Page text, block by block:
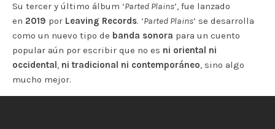
Su tercer y último álbum ‘Parted Plains’, fue lanzado
en 2019 por Leaving Records. ‘Parted Plains’ se desarrolla
como un nuevo tipo de banda sonora para un cuento
popular aún por escribir que no es ni oriental ni
occidental, ni tradicional ni contemporáneo, sino algo
mucho mejor.